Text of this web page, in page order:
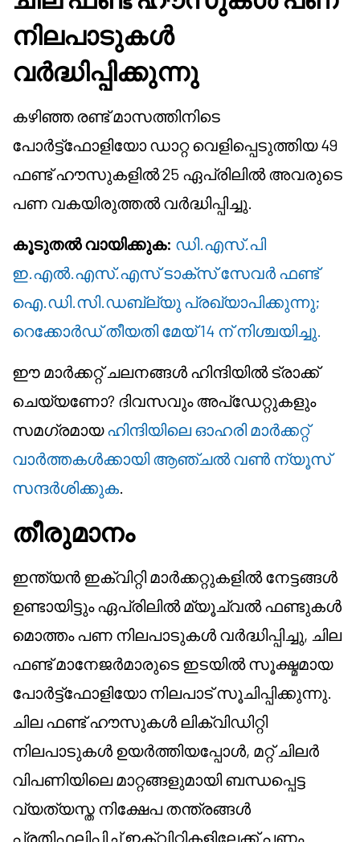
നിലപാടുകൾ
വർദ്ധിപ്പിക്കുന്നു
കഴിഞ്ഞ രണ്ട് മാസത്തിനിടെ
പോർട്ട്ഫോളിയോ ഡാറ്റ വെളിപ്പെടുത്തിയ 49
ഫണ്ട് ഹൗസുകളിൽ 25 ഏപ്രിലിൽ അവരുടെ
പണ വകയിരുത്തൽ വർദ്ധിപ്പിച്ചു.
കൂടുതൽ വായിക്കുക: ഡി.എസ്.പി
ഇ.എൽ.എസ്.എസ് ടാക്സ് സേവർ ഫണ്ട്
ഐ.ഡി.സി.ഡബ്ല്യു പ്രഖ്യാപിക്കുന്നു;
റെക്കോർഡ് തീയതി മേയ് 14 ന് നിശ്ചയിച്ചു.
ഈ മാർക്കറ്റ് ചലനങ്ങൾ ഹിന്ദിയിൽ ട്രാക്ക്
ചെയ്യണോ? ദിവസവും അപ്ഡേറ്റുകളും
സമഗ്രമായഹിന്ദിയിലെ ഓഹരി മാർക്കറ്റ്
വാർത്തകൾക്കായി ആഞ്ചൽ വൺ ന്യൂസ്
സന്ദർശിക്കുക.
തീരുമാനം
ഇന്ത്യൻ ഇക്വിറ്റി മാർക്കറ്റുകളിൽ നേട്ടങ്ങൾ
ഉണ്ടായിട്ടും ഏപ്രിലിൽ മ്യൂച്വൽ ഫണ്ടുകൾ
മൊത്തം പണ നിലപാടുകൾ വർദ്ധിപ്പിച്ചു, ചില
ഫണ്ട് മാനേജർമാരുടെ ഇടയിൽ സൂക്ഷ്മമായ
പോർട്ട്ഫോളിയോ നിലപാട് സൂചിപ്പിക്കുന്നു.
ചില ഫണ്ട് ഹൗസുകൾ ലിക്വിഡിറ്റി
നിലപാടുകൾ ഉയർത്തിയപ്പോൾ, മറ്റ് ചിലർ
വിപണിയിലെ മാറ്റങ്ങളുമായി ബന്ധപ്പെട്ട
വ്യത്യസ്ത നിക്ഷേപ തന്ത്രങ്ങൾ
പ്രതിഫലിപ്പിച്ച് ഇക്വിറ്റികളിലേക്ക് പണം